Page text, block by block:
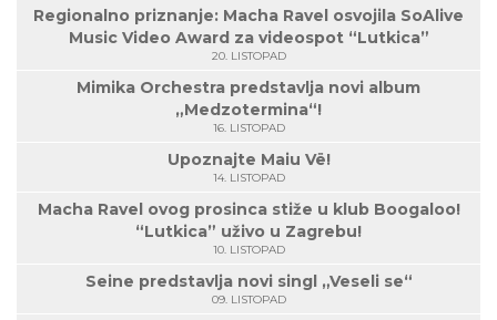
Regionalno priznanje: Macha Ravel osvojila SoAlive
Music Video Award za videospot “Lutkica”
20. LISTOPAD
Mimika Orchestra predstavlja novi album
„Medzotermina“!
16. LISTOPAD
Upoznajte Maiu Vë!
14. LISTOPAD
Macha Ravel ovog prosinca stiže u klub Boogaloo!
“Lutkica” uživo u Zagrebu!
10. LISTOPAD
Seine predstavlja novi singl „Veseli se“
09. LISTOPAD